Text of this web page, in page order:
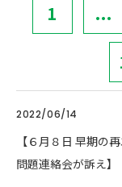
1 ...
2022/06/14
【６月８日 早期の
問題連絡会が訴え】